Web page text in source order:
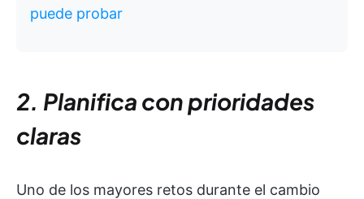
puede probar
2. Planifica con prioridades
claras
Uno de los mayores retos durante el cambio